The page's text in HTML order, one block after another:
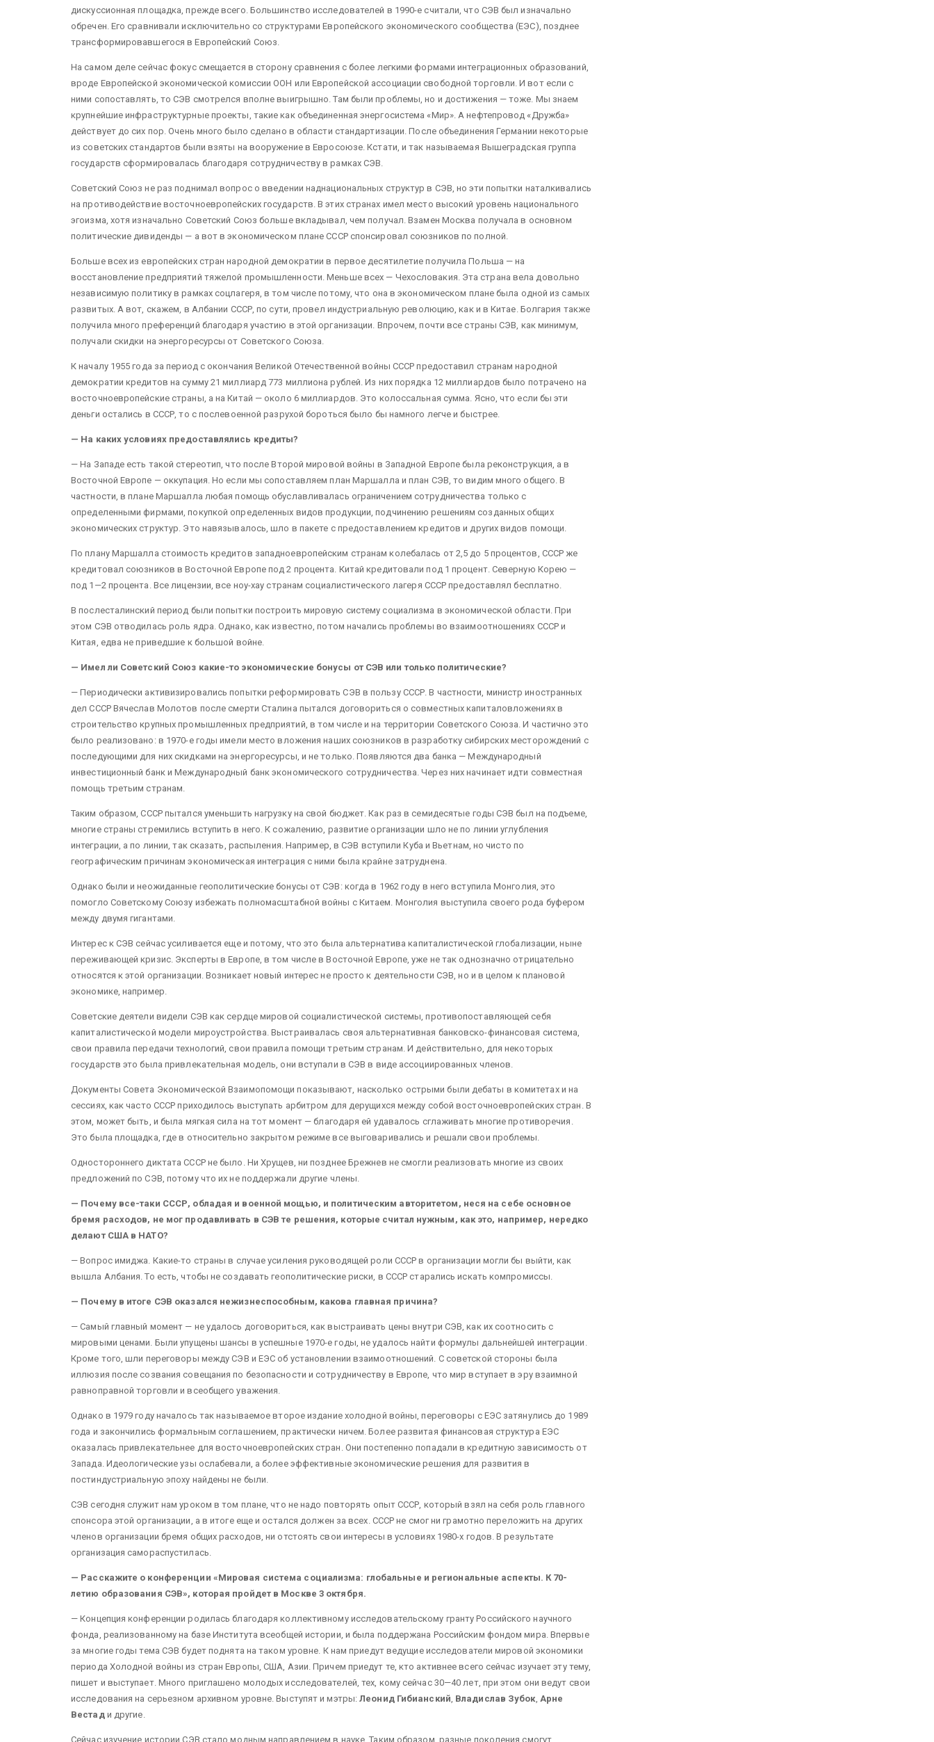
дискуссионная площадка, прежде всего. Большинство исследователей в 1990-е считали, что СЭВ был изначально
обречен. Его сравнивали исключительно со структурами Европейского экономического сообщества (ЕЭС), позднее
трансформировавшегося в Европейский Союз.
На самом деле сейчас фокус смещается в сторону сравнения с более легкими формами интеграционных образований,
вроде Европейской экономической комиссии ООН или Европейской ассоциации свободной торговли. И вот если с
ними сопоставлять, то СЭВ смотрелся вполне выигрышно. Там были проблемы, но и достижения — тоже. Мы знаем
крупнейшие инфраструктурные проекты, такие как объединенная энергосистема «Мир». А нефтепровод «Дружба»
действует до сих пор. Очень много было сделано в области стандартизации. После объединения Германии некоторые
из советских стандартов были взяты на вооружение в Евросоюзе. Кстати, и так называемая Вышеградская группа
государств сформировалась благодаря сотрудничеству в рамках СЭВ.
Советский Союз не раз поднимал вопрос о введении наднациональных структур в СЭВ, но эти попытки наталкивались
на противодействие восточноевропейских государств. В этих странах имел место высокий уровень национального
эгоизма, хотя изначально Советский Союз больше вкладывал, чем получал. Взамен Москва получала в основном
политические дивиденды — а вот в экономическом плане СССР спонсировал союзников по полной.
Больше всех из европейских стран народной демократии в первое десятилетие получила Польша — на
восстановление предприятий тяжелой промышленности. Меньше всех — Чехословакия. Эта страна вела довольно
независимую политику в рамках соцлагеря, в том числе потому, что она в экономическом плане была одной из самых
развитых. А вот, скажем, в Албании СССР, по сути, провел индустриальную революцию, как и в Китае. Болгария также
получила много преференций благодаря участию в этой организации. Впрочем, почти все страны СЭВ, как минимум,
получали скидки на энергоресурсы от Советского Союза.
К началу 1955 года за период с окончания Великой Отечественной войны СССР предоставил странам народной
демократии кредитов на сумму 21 миллиард 773 миллиона рублей. Из них порядка 12 миллиардов было потрачено на
восточноевропейские страны, а на Китай — около 6 миллиардов. Это колоссальная сумма. Ясно, что если бы эти
деньги остались в СССР, то с послевоенной разрухой бороться было бы намного легче и быстрее.
— На каких условиях предоставлялись кредиты?
— На Западе есть такой стереотип, что после Второй мировой войны в Западной Европе была реконструкция, а в
Восточной Европе — оккупация. Но если мы сопоставляем план Маршалла и план СЭВ, то видим много общего. В
частности, в плане Маршалла любая помощь обуславливалась ограничением сотрудничества только с
определенными фирмами, покупкой определенных видов продукции, подчинению решениям созданных общих
экономических структур. Это навязывалось, шло в пакете с предоставлением кредитов и других видов помощи.
По плану Маршалла стоимость кредитов западноевропейским странам колебалась от 2,5 до 5 процентов, СССР же
кредитовал союзников в Восточной Европе под 2 процента. Китай кредитовали под 1 процент. Северную Корею —
под 1—2 процента. Все лицензии, все ноу-хау странам социалистического лагеря СССР предоставлял бесплатно.
В послесталинский период были попытки построить мировую систему социализма в экономической области. При
этом СЭВ отводилась роль ядра. Однако, как известно, потом начались проблемы во взаимоотношениях СССР и
Китая, едва не приведшие к большой войне.
— Имел ли Советский Союз какие-то экономические бонусы от СЭВ или только политические?
— Периодически активизировались попытки реформировать СЭВ в пользу СССР. В частности, министр иностранных
дел СССР Вячеслав Молотов после смерти Сталина пытался договориться о совместных капиталовложениях в
строительство крупных промышленных предприятий, в том числе и на территории Советского Союза. И частично это
было реализовано: в 1970-е годы имели место вложения наших союзников в разработку сибирских месторождений с
последующими для них скидками на энергоресурсы, и не только. Появляются два банка — Международный
инвестиционный банк и Международный банк экономического сотрудничества. Через них начинает идти совместная
помощь третьим странам.
Таким образом, СССР пытался уменьшить нагрузку на свой бюджет. Как раз в семидесятые годы СЭВ был на подъеме,
многие страны стремились вступить в него. К сожалению, развитие организации шло не по линии углубления
интеграции, а по линии, так сказать, распыления. Например, в СЭВ вступили Куба и Вьетнам, но чисто по
географическим причинам экономическая интеграция с ними была крайне затруднена.
Однако были и неожиданные геополитические бонусы от СЭВ: когда в 1962 году в него вступила Монголия, это
помогло Советскому Союзу избежать полномасштабной войны с Китаем. Монголия выступила своего рода буфером
между двумя гигантами.
Интерес к СЭВ сейчас усиливается еще и потому, что это была альтернатива капиталистической глобализации, ныне
переживающей кризис. Эксперты в Европе, в том числе в Восточной Европе, уже не так однозначно отрицательно
относятся к этой организации. Возникает новый интерес не просто к деятельности СЭВ, но и в целом к плановой
экономике, например.
Советские деятели видели СЭВ как сердце мировой социалистической системы, противопоставляющей себя
капиталистической модели мироустройства. Выстраивалась своя альтернативная банковско-финансовая система,
свои правила передачи технологий, свои правила помощи третьим странам. И действительно, для некоторых
государств это была привлекательная модель, они вступали в СЭВ в виде ассоциированных членов.
Документы Совета Экономической Взаимопомощи показывают, насколько острыми были дебаты в комитетах и на
сессиях, как часто СССР приходилось выступать арбитром для дерущихся между собой восточноевропейских стран. В
этом, может быть, и была мягкая сила на тот момент — благодаря ей удавалось сглаживать многие противоречия.
Это была площадка, где в относительно закрытом режиме все выговаривались и решали свои проблемы.
Одностороннего диктата СССР не было. Ни Хрущев, ни позднее Брежнев не смогли реализовать многие из своих
предложений по СЭВ, потому что их не поддержали другие члены.
— Почему все-таки СССР, обладая и военной мощью, и политическим авторитетом, неся на себе основное
бремя расходов, не мог продавливать в СЭВ те решения, которые считал нужным, как это, например, нередко
делают США в НАТО?
— Вопрос имиджа. Какие-то страны в случае усиления руководящей роли СССР в организации могли бы выйти, как
вышла Албания. То есть, чтобы не создавать геополитические риски, в СССР старались искать компромиссы.
— Почему в итоге СЭВ оказался нежизнеспособным, какова главная причина?
— Самый главный момент — не удалось договориться, как выстраивать цены внутри СЭВ, как их соотносить с
мировыми ценами. Были упущены шансы в успешные 1970-е годы, не удалось найти формулы дальнейшей интеграции.
Кроме того, шли переговоры между СЭВ и ЕЭС об установлении взаимоотношений. С советской стороны была
иллюзия после созвания совещания по безопасности и сотрудничеству в Европе, что мир вступает в эру взаимной
равноправной торговли и всеобщего уважения.
Однако в 1979 году началось так называемое второе издание холодной войны, переговоры с ЕЭС затянулись до 1989
года и закончились формальным соглашением, практически ничем. Более развитая финансовая структура ЕЭС
оказалась привлекательнее для восточноевропейских стран. Они постепенно попадали в кредитную зависимость от
Запада. Идеологические узы ослабевали, а более эффективные экономические решения для развития в
постиндустриальную эпоху найдены не были.
СЭВ сегодня служит нам уроком в том плане, что не надо повторять опыт СССР, который взял на себя роль главного
спонсора этой организации, а в итоге еще и остался должен за всех. СССР не смог ни грамотно переложить на других
членов организации бремя общих расходов, ни отстоять свои интересы в условиях 1980-х годов. В результате
организация самораспустилась.
— Расскажите о конференции «Мировая система социализма: глобальные и региональные аспекты. К 70-
летию образования СЭВ», которая пройдет в Москве 3 октября.
— Концепция конференции родилась благодаря коллективному исследовательскому гранту Российского научного
фонда, реализованному на базе Института всеобщей истории, и была поддержана Российским фондом мира. Впервые
за многие годы тема СЭВ будет поднята на таком уровне. К нам приедут ведущие исследователи мировой экономики
периода Холодной войны из стран Европы, США, Азии. Причем приедут те, кто активнее всего сейчас изучает эту тему,
пишет и выступает. Много приглашено молодых исследователей, тех, кому сейчас 30—40 лет, при этом они ведут свои
исследования на серьезном архивном уровне. Выступят и мэтры:Леонид Гибианский Владислав Зубок Арне
Вестади другие.
Сейчас изучение истории СЭВ стало модным направлением в науке. Таким образом, разные поколения смогут